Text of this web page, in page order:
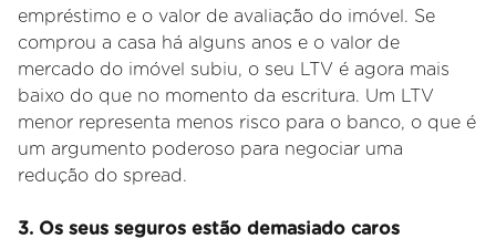
empréstimo e o valor de avaliação do imóvel. Se
comprou a casa há alguns anos e o valor de
mercado do imóvel subiu, o seu LTV é agora mais
baixo do que no momento da escritura. Um LTV
menor representa menos risco para o banco, o que é
um argumento poderoso para negociar uma
redução do spread.
3. Os seus seguros estão demasiado caros